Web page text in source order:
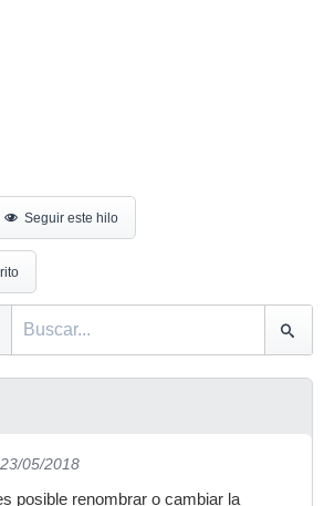
Seguir este hilo
05/2018
posible renombrar o cambiar la